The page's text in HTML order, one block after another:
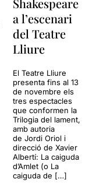
a l’escenari
del Teatre
Lliure
El Teatre Lliure
presenta fins al 13
de novembre els
tres espectacles
que conformen la
Trilogia del lament,
amb autoria
de Jordi Oriol i
direcció de Xavier
Albertí: La caiguda
d’Amlet (o La
caiguda de […]